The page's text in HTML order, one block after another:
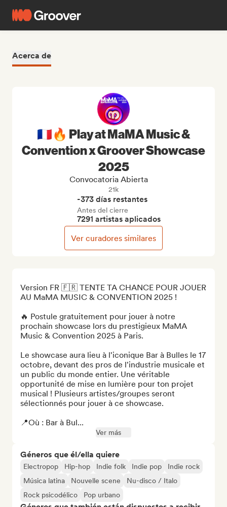
Acerca de
Version FR 🇫🇷 TENTE TA CHANCE POUR JOUER
AU MaMA MUSIC & CONVENTION 2025 !
🔥 Postule gratuitement pour jouer à notre
prochain showcase lors du prestigieux MaMA
Music & Convention 2025 à Paris.
Le showcase aura lieu à l'iconique Bar à Bulles le 17
octobre, devant des pros de l'industrie musicale et
un public du monde entier. Une véritable
opportunité de mise en lumière pour ton projet
musical ! Plusieurs artistes/groupes seront
sélectionnés pour jouer à ce showcase.
📍Où : Bar à Bul...
Ver más
Géneros que él/ella quiere
Electropop Hip-hop Indie folk Indie pop
Indie rock
Música latina
Nouvelle scene
Nu-disco / Italo
Rock psicodélico
Pop urbano
🇫🇷🔥 Play at MaMA Music &
Convention x Groover Showcase
2025
Convocatoria Abierta
21k
-373 días restantes
Antes del cierre
7291 artistas aplicados
Ver curadores similares